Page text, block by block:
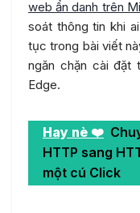
web ẩn danh trên
soát thông tin khi
tục trong bài viết
ngăn chặn cài đặt
Edge.
Hay nè ❤️
HTTP sang
một cú Click